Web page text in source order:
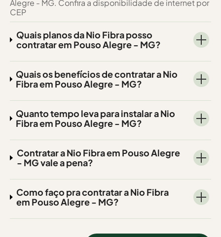
Alegre - MG. Confira a disponibilidade de internet por
CEP
Quais planos da Nio Fibra posso
contratar em Pouso Alegre - MG?
Quais os benefícios de contratar a Nio
Fibra em Pouso Alegre - MG?
Quanto tempo leva para instalar a Nio
Fibra em Pouso Alegre - MG?
Contratar a Nio Fibra em Pouso Alegre
- MG vale a pena?
Como faço pra contratar a Nio Fibra
em Pouso Alegre - MG?